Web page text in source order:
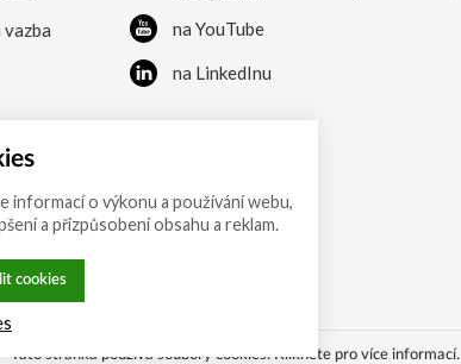
na YouTube
na LinkedInu
Tato stránka používá soubory cookies. Klikněte pro více informací.
informací o výkonu a používání webu,
a přizpůsobení obsahu a reklam.
cookies